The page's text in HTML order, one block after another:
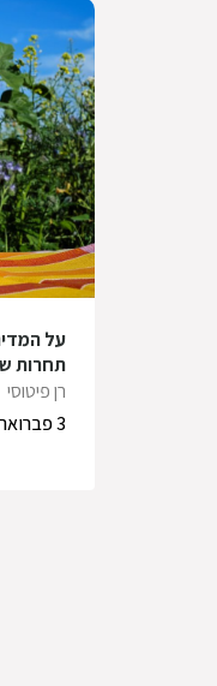
על
תחרות
רן פיטוסי
3 פברואר 2026